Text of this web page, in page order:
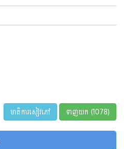
មាតិការសៀវភៅ ទាញយក (1078)